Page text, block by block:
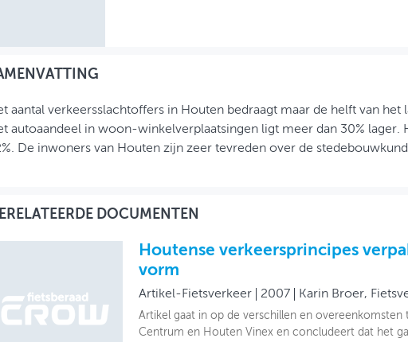
aantal verkeersslachtoffers in Houten bedraagt maar de helft van het
autoaandeel in woon-winkelverplaatsingen ligt meer dan 30% lager.
De inwoners van Houten zijn zeer tevreden over de
DOCUMENTEN
Houtense verkeersprincipes
vorm
Artikel-Fietsverkeer 2007 Karin Broer,
Artikel gaat in op de verschillen en overeenkomsten
Centrum en Houten Vinex en concludeert dat het